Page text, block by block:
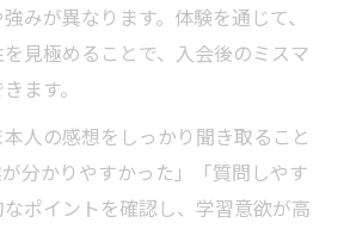
みが異なります。体験を通じて、
見極めることで、入会後のミスマ
ます。
人の感想をしっかり聞き取ること
分かりやすかった」「質問しやす
ポイントを確認し、学習意欲が高